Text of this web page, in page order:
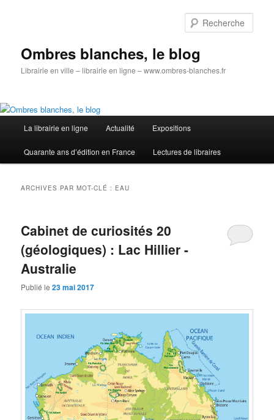
Ombres blanches, le blog
Librairie en ville – librairie en ligne – www.ombres-blanches.fr
principal
La librairie en ligne Actualité Expositions
Quarante ans d’édition en France Lectures de libraires
ARCHIVES PAR MOT-CLÉ : EAU
Cabinet de curiosités 20
(géologiques) : Lac Hillier -
Australie
Publié le23 mai 2017